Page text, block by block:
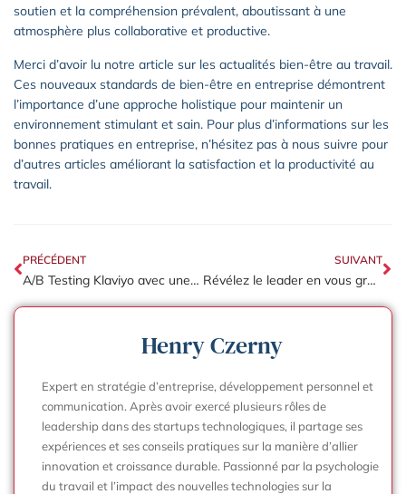
soutien et la compréhension prévalent, aboutissant à une
atmosphère plus collaborative et productive.
Merci d’avoir lu notre article sur les actualités bien-être au travail.
Ces nouveaux standards de bien-être en entreprise démontrent
l’importance d’une approche holistique pour maintenir un
environnement stimulant et sain. Pour plus d’informations sur les
bonnes pratiques en entreprise, n’hésitez pas à nous suivre pour
d’autres articles améliorant la satisfaction et la productivité au
travail.
PRÉCÉDENT
A/B Testing Klaviyo avec une agence spécialisée
SUIVANT
Révélez le leader en vous grâce à ces techniques secrètes de croissance personnelle
Henry Czerny
Expert en stratégie d’entreprise, développement personnel et
communication. Après avoir exercé plusieurs rôles de
leadership dans des startups technologiques, il partage ses
expériences et ses conseils pratiques sur la manière d’allier
innovation et croissance durable. Passionné par la psychologie
du travail et l’impact des nouvelles technologies sur la